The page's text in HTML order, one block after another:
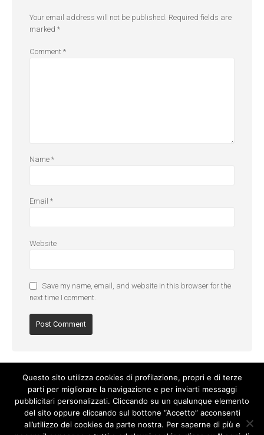
Your email address will not be published. Required fields are
marked *
Comment *
Name *
Email *
Website
Save my name, email, and website in this browser for the
next time I comment.
Questo sito utilizza cookies di profilazione, propri e di terze
parti per migliorare la navigazione e per inviarti messaggi
pubblicitari personalizzati. Cliccando su un qualunque elemento
del sito oppure cliccando sul bottone “Accetto” acconsenti
all’utilizzo dei cookies da parte nostra. Per saperne di più e